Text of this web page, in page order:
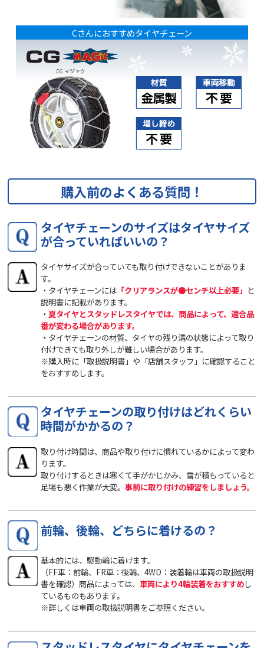
Cさんにおすすめタイヤチェーン
購入前のよくある質問！
タイヤチェーンのサイズはタイヤサイズ
が合っていればいいの？
タイヤサイズが合っていても取り付けできないことがありま
す。
・タイヤチェーンには 「クリアランスが●センチ以上必要」 と
説明書に記載があります。
・夏タイヤとスタッドレスタイヤでは、商品によって、適合品
番が変わる場合があります。
・タイヤチェーンの材質、タイヤの残り溝の状態によって取り
付けできても取り外しが難しい場合があります。
※購入時に「取扱説明書」や「店舗スタッフ」に確認すること
をおすすめします。
タイヤチェーンの取り付けはどれくらい
時間がかかるの？
取り付け時間は、商品や取り付けに慣れているかによって変わ
ります。
取り付けするときは寒くて手がかじかみ、雪が積もっていると
足場も悪く作業が大変。事前に取り付けの練習をしましょう。
前輪、後輪、どちらに着けるの？
基本的には、駆動輪に着けます。
（FF車：前輪、FR車：後輪、4WD：装着輪は車両の取扱説明
書を確認）商品によっては、車両により4輪装着をおすすめし
ているものもあります。
※詳しくは車両の取扱説明書をご参照ください。